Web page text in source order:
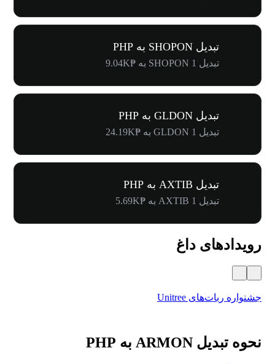
تبدیل SHOPON به PHP
تبدیل 1 SHOPON به ₱9.04K
تبدیل GLDON به PHP
تبدیل 1 GLDON به ₱24.19K
تبدیل AXTIB به PHP
تبدیل 1 AXTIB به ₱5.69K
رویدادهای داغ
جشنواره ربات‌های Unitree
نحوه تبدیل ARMON به PHP